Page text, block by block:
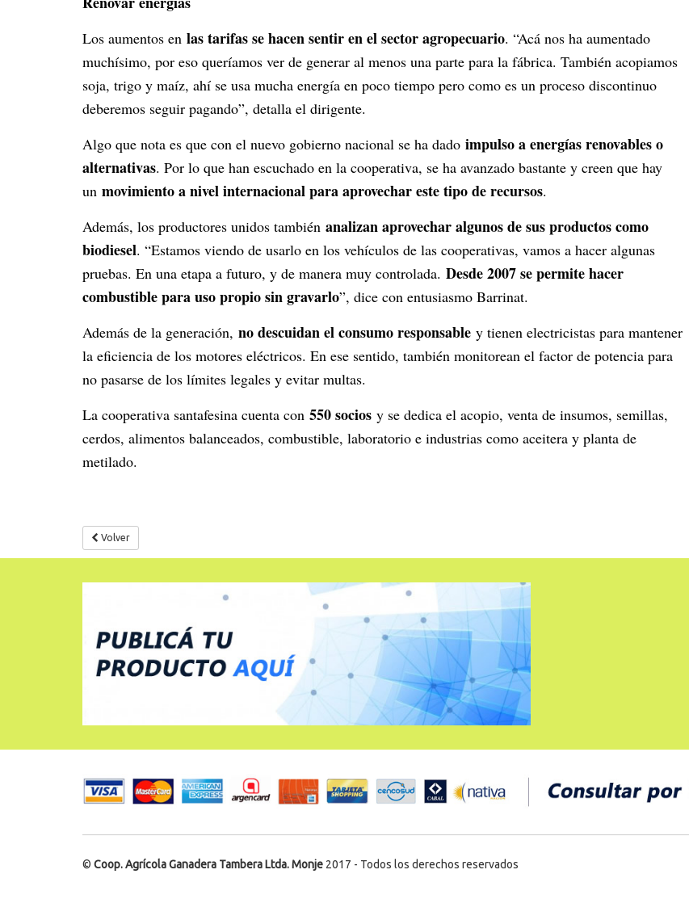
Los aumentos en las tarifas se hacen sentir en el sector agropecuario. “Acá nos ha aumentado
muchísimo, por eso queríamos ver de generar al menos una parte para la fábrica. También acopiamos
soja, trigo y maíz, ahí se usa mucha energía en poco tiempo pero como es un proceso discontinuo
deberemos seguir pagando”, detalla el dirigente.
Algo que nota es que con el nuevo gobierno nacional se ha dado impulso a energías renovables o
alternativas. Por lo que han escuchado en la cooperativa, se ha avanzado bastante y creen que hay
un movimiento a nivel internacional para aprovechar este tipo de recursos.
Además, los productores unidos también analizan aprovechar algunos de sus productos como
biodiesel. “Estamos viendo de usarlo en los vehículos de las cooperativas, vamos a hacer algunas
pruebas. En una etapa a futuro, y de manera muy controlada. Desde 2007 se permite hacer
combustible para uso propio sin gravarlo”, dice con entusiasmo Barrinat.
Además de la generación, no descuidan el consumo responsable y tienen electricistas para mantener
la eficiencia de los motores eléctricos. En ese sentido, también monitorean el factor de potencia para
no pasarse de los límites legales y evitar multas.
La cooperativa santafesina cuenta con 550 socios y se dedica el acopio, venta de insumos, semillas,
cerdos, alimentos balanceados, combustible, laboratorio e industrias como aceitera y planta de
metilado.
Volver
© Coop. Agrícola Ganadera Tambera Ltda. Monje 2017 - Todos los derechos reservados